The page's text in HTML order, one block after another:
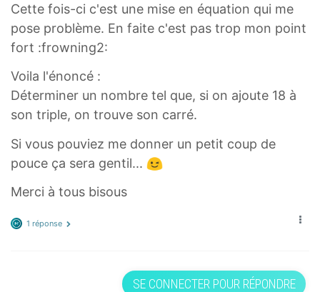
Cette fois-ci c'est une mise en équation qui me
pose problème. En faite c'est pas trop mon point
fort :frowning2:
Voila l'énoncé :
Déterminer un nombre tel que, si on ajoute 18 à
son triple, on trouve son carré.
Si vous pouviez me donner un petit coup de
pouce ça sera gentil...
Merci à tous bisous
1 réponse
SE CONNECTER POUR RÉPONDRE